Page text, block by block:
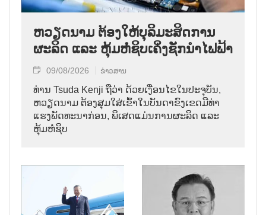
ຫວຽດນາມ ຕ້ອງໃຫ້ບຸລິມະສິດການ
ຜະລິດ ແລະ ຫຸ້ມຫໍ່ຊິບເຄິ່ງຊັກນຳໄຟຟ້າ
09/08/2026 ຂ່າວສານ
ທ່ານ Tsuda Kenji ຖືວ່າ ດ້ວຍເງື່ອນໄຂໃນປະຈຸບັນ,
ຫວຽດນາມ ຕ້ອງສຸມໃສ່ເຂົ້າໃນບັນດາຂົງເຂດມີທ່າ
ແຮງພັດທະນາກ່ອນ, ພິເສດແມ່ນການຜະລິດ ແລະ
ຫຸ້ມຫໍ່ຊິບ